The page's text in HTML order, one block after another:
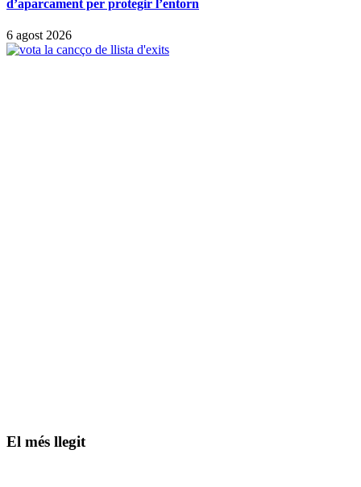
d’aparcament per protegir l’entorn
6 agost 2026
El més llegit